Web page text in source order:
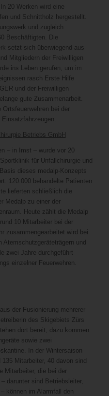
20 Werken wird eine
und Schnittholz hergestellt.
und zugleich
Beschäftigten. Die
setzt sich überwiegend aus
Mitgliedern der Freiwilligen
ins Leben gerufen, um im
rasch Erste Hilfe
und der Freiwilligen
gute Zusammenarbeit.
bei der
Betriebs GmbH
– in Imst – wurde vor 20
für Unfallchirurgie und
dieses medalp-Konzepts
120.000 behandelte Patienten
lieferten schließlich die
Medalp zu einer der
Heute zählt die Medalp
10 Mitarbeiter bei der
zusammengearbeitet wird bei
Atemschutzgeräteträgern und
zwei Jahre durchgeführt
einzelner Feuerwehren.
der Fusionierung mehrerer
des Skigebiets Zürs
dort bereit, dazu kommen
sowie zwei
In der Wintersaison
Mitarbeiter, 40 davon sind
Mitarbeiter, die bei der
darunter sind Betriebsleiter,
können im Alarmfall den